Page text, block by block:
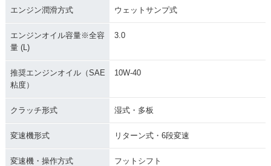
エンジン潤滑方式 ウェットサンプ式
エンジンオイル容量※全容
量 (L)
3.0
推奨エンジンオイル（SAE
粘度）
10W-40
クラッチ形式 湿式・多板
変速機形式 リターン式・6段変速
変速機・操作方式 フットシフト